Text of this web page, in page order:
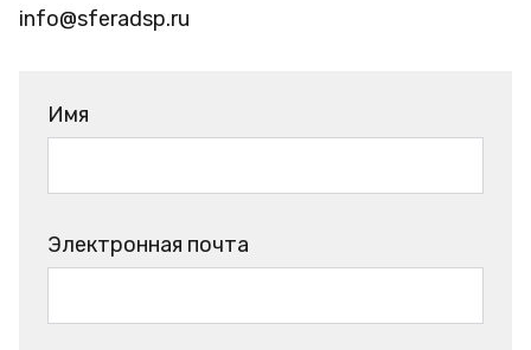
info@sferadsp.ru
Имя
Электронная почта